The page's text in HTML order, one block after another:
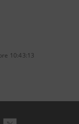
10:43:13